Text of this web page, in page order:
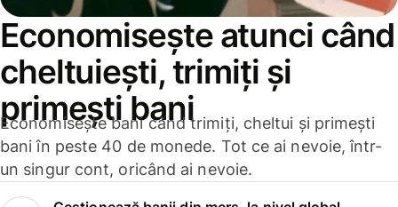
Economisește atunci când
cheltuiești, trimiți și
primești bani
Economisește bani când trimiți, cheltui și primești
bani în peste 40 de monede. Tot ce ai nevoie, într-
un singur cont, oricând ai nevoie.